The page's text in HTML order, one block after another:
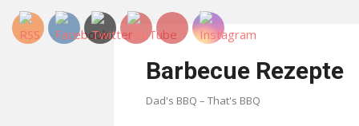
Skip
Barbecue Rezepte
Dad's BBQ – That's BBQ